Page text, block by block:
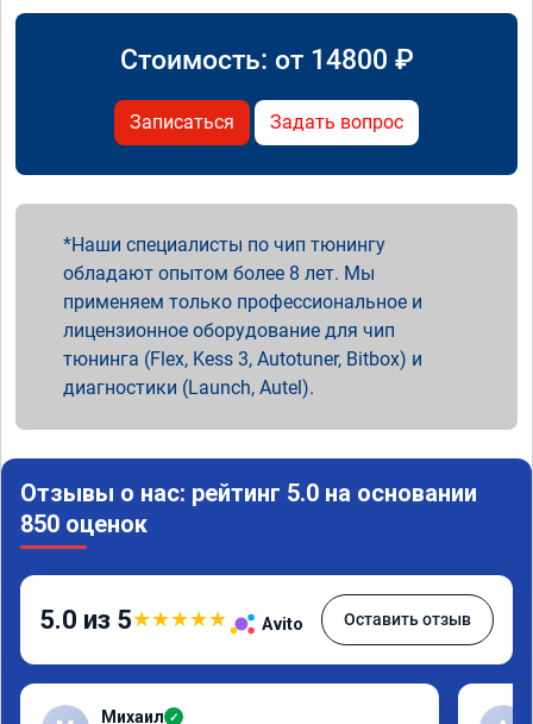
Стоимость: от 14800 ₽
Записаться Задать вопрос
Наши специалисты по чип тюнингу
обладают опытом более 8 лет. Мы
применяем только профессиональное и
лицензионное оборудование для чип
тюнинга (Flex, Kess 3, Autotuner, Bitbox) и
диагностики (Launch, Autel).
Отзывы о нас: рейтинг 5.0 на основании
850 оценок
5.0 из 5★★★★★ Avito Оставить отзыв
Михаил ✓